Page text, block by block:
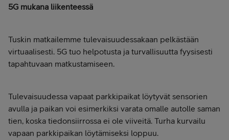
5G mukana liikenteessä
Tuskin matkailemme tulevaisuudessakaan pelkästään
virtuaalisesti. 5G tuo helpotusta ja turvallisuutta fyysisesti
tapahtuvaan matkustamiseen.
Tulevaisuudessa vapaat parkkipaikat löytyvät sensorien
avulla ja paikan voi esimerkiksi varata omalle autolle saman
tien, koska tiedonsiirrossa ei ole viiveitä. Turha kurvailu
vapaan parkkipaikan löytämiseksi loppuu.